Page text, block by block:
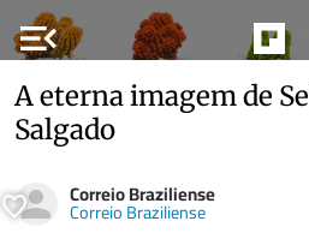
menu_open
A eterna imagem de
Salgado
Correio Braziliense
Correio Braziliense